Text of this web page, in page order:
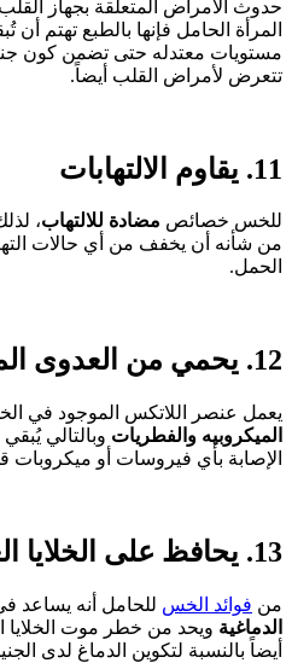
حدوث الأمراض المتعلقة بجهاز
المرأة الحامل فإنها بالطبع تهتم أن
مستويات معتدله حتى تضمن كون
تتعرض لأمراض القلب أيضاً.
11. يقاوم الالتهابات
للخس خصائص مضادة للالتهاب،
من شأنه أن يخفف من أي حالات
الحمل.
12. يحمي من العدوى الميكروبيه
يعمل عنصر اللاتكس الموجود في
الميكروبيه والفطريات وبالتالي
الإصابة بأي فيروسات أو ميكروبات
13. يحافظ على الخلايا العصبية
من فوائد الخس للحامل أنه يساعد
الدماغية ويحد من خطر موت الخلايا
أيضاً بالنسبة لتكوين الدماغ لدى